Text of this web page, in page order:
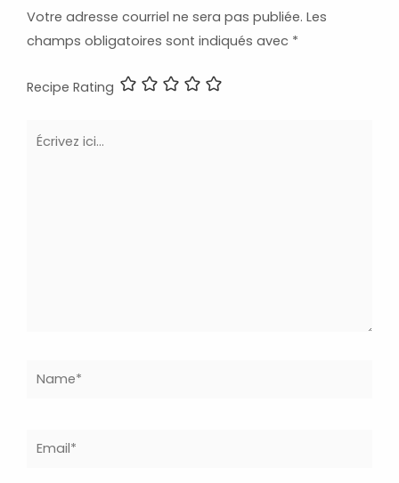
Votre adresse courriel ne sera pas publiée. Les
champs obligatoires sont indiqués avec *
Recipe Rating
Écrivez
Name*
Email*